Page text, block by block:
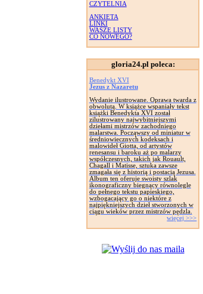
CZYTELNIA
ANKIETA
LINKI
WASZE LISTY
CO NOWEGO?
gloria24.pl poleca:
Benedykt XVI
Jezus z Nazaretu
Wydanie ilustrowane. Oprawa twarda z
obwolutą. W książce wspaniały tekst
książki Benedykta XVI został
zilustrowany najwybitniejszymi
dziełami mistrzów zachodniego
malarstwa. Począwszy od miniatur w
średniowiecznych kodeksach i
malowideł Giotta, od artystów
renesansu i baroku aż po malarzy
współczesnych, takich jak Rouault,
Chagall i Matisse, sztuka zawsze
zmagała się z historią i postacią Jezusa.
Album ten oferuje swoisty szlak
ikonograficzny biegnący równolegle
do pełnego tekstu papieskiego,
wzbogacający go o niektóre z
najpiękniejszych dzieł stworzonych w
ciągu wieków przez mistrzów pędzla.
więcej >>>